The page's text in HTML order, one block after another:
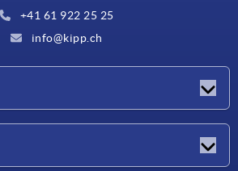
+41 61 922 25 25
info@kipp.ch